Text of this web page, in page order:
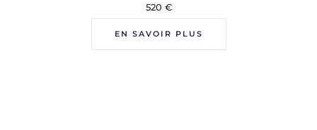
520 €
EN SAVOIR PLUS